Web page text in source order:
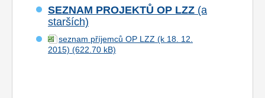
SEZNAM PROJEKTŮ OP LZZ (a
starších)
seznam příjemců OP LZZ (k 18. 12.
2015)